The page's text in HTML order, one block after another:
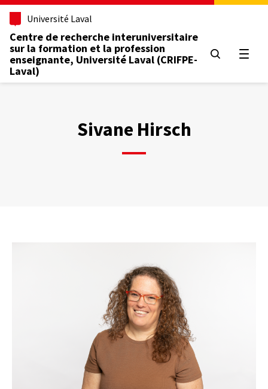
Aller
contenu
principal
Université Laval
Centre de recherche interuniversitaire
sur la formation et la profession
enseignante, Université Laval (CRIFPE-
Laval)
Sivane Hirsch